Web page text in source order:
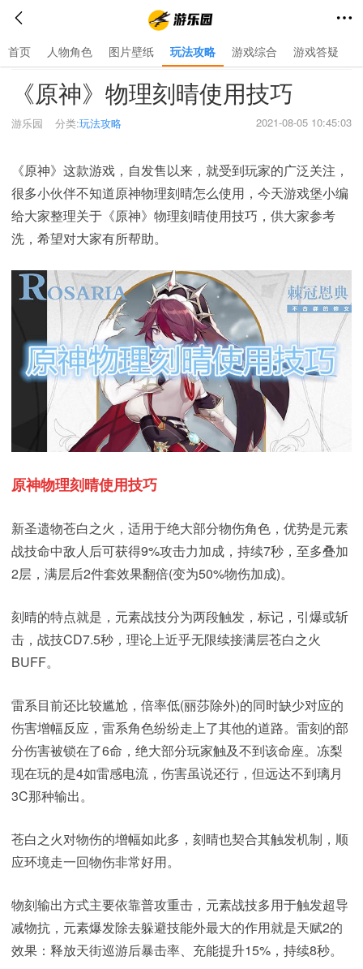
首页 人物角色 图片壁纸 玩法攻略 游戏综合 游戏答疑
首页 玩法攻略
《原神》物理刻晴使用技巧
游乐园 2021-08-05 10:45:03
分类:玩法攻略
《原神》这款游戏，自发售以来，就受到玩家的广泛关注，
很多小伙伴不知道原神物理刻晴怎么使用，今天游戏堡小编
给大家整理关于《原神》物理刻晴使用技巧，供大家参考
洗，希望对大家有所帮助。
原神物理刻晴使用技巧
新圣遗物苍白之火，适用于绝大部分物伤角色，优势是元素
战技命中敌人后可获得9%攻击力加成，持续7秒，至多叠加
2层，满层后2件套效果翻倍(变为50%物伤加成)。
刻晴的特点就是，元素战技分为两段触发，标记，引爆或斩
击，战技CD7.5秒，理论上近乎无限续接满层苍白之火
BUFF。
雷系目前还比较尴尬，倍率低(丽莎除外)的同时缺少对应的
伤害增幅反应，雷系角色纷纷走上了其他的道路。雷刻的部
分伤害被锁在了6命，绝大部分玩家触及不到该命座。冻梨
现在玩的是4如雷感电流，伤害虽说还行，但远达不到璃月
3C那种输出。
苍白之火对物伤的增幅如此多，刻晴也契合其触发机制，顺
应环境走一回物伤非常好用。
物刻输出方式主要依靠普攻重击，元素战技多用于触发超导
减物抗，元素爆发除去躲避技能外最大的作用就是天赋2的
效果：释放天街巡游后暴击率、充能提升15%，持续8秒。